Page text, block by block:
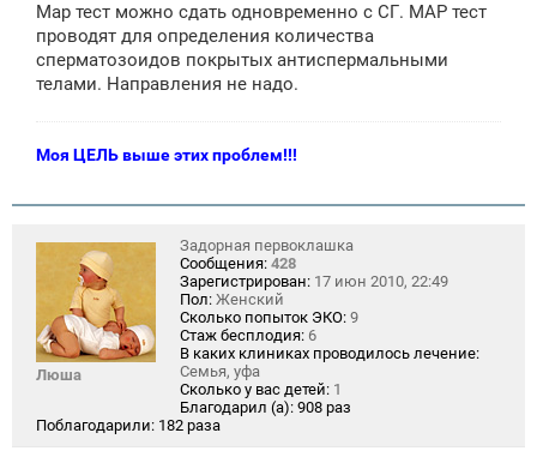
Мар тест можно сдать одновременно с СГ. МАР тест
проводят для определения количества
сперматозоидов покрытых антиспермальными
телами. Направления не надо.
Моя ЦЕЛЬ выше этих проблем!!!
Люша
Задорная первоклашка
Сообщения: 428
Зарегистрирован: 17 июн 2010, 22:49
Пол: Женский
Сколько попыток ЭКО: 9
Стаж бесплодия: 6
В каких клиниках проводилось лечение:
Семья, уфа
Сколько у вас детей: 1
Благодарил (а): 908 раз
Поблагодарили: 182 раза